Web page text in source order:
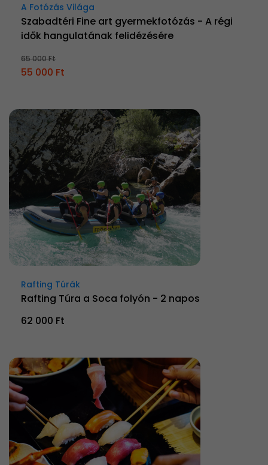
A Fotózás Világa
Szabadtéri Fine art gyermekfotózás - A régi
idők hangulatának felidézésére
65 000 Ft
55 000 Ft
Rafting Túrák
Rafting Túra a Soca folyón - 2 napos
62 000 Ft